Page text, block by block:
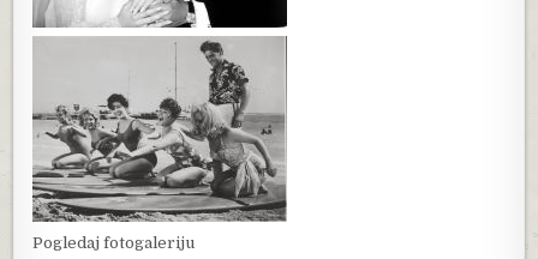
Pogledaj fotogaleriju